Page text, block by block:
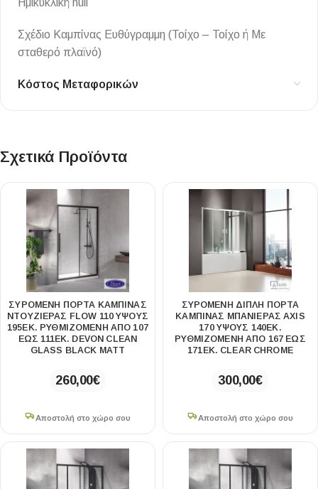
Ημικυκλική null
Σχέδιο Καμπίνας Ευθύγραμμη (Τοίχο – Τοίχο ή Με
σταθερό πλαϊνό)
Κόστος Μεταφορικών
Σχετικά Προϊόντα
ΣΥΡΌΜΕΝΗ ΠΌΡΤΑ ΚΑΜΠΊΝΑΣ
ΝΤΟΥΖΙΈΡΑΣ FLOW 110 ΎΨΟΥΣ
195ΕΚ. ΡΥΘΜΙΖΌΜΕΝΗ ΑΠΌ 107
ΈΩΣ 111ΕΚ. DEVON CLEAN
GLASS BLACK MATT
260,00€
Αποστολή στο χώρο σου
ΣΥΡΌΜΕΝΗ ΔΙΠΛΉ ΠΌΡΤΑ
ΚΑΜΠΊΝΑΣ ΜΠΑΝΙΈΡΑΣ AXIS
170 ΎΨΟΥΣ 140ΕΚ.
ΡΥΘΜΙΖΌΜΕΝΗ ΑΠΌ 167 ΈΩΣ
171ΕΚ. CLEAR CHROME
300,00€
Αποστολή στο χώρο σου